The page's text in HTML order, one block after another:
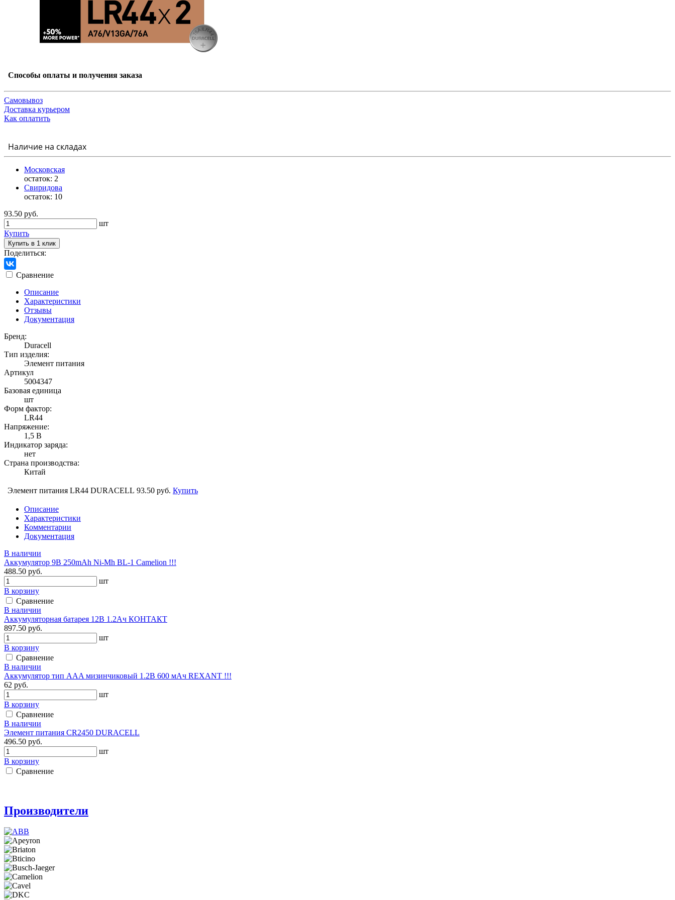
Способы оплаты и получения заказа
Самовывоз
Доставка курьером
Как оплатить
Наличие на складах
Московская
остаток: 2
Свиридова
остаток: 10
93.50 руб.
шт
Купить
Купить в 1 клик
Поделиться:
Сравнение
Описание
Характеристики
Отзывы
Документация
Бренд:
Duracell
Тип изделия:
Элемент питания
Артикул
5004347
Базовая единица
шт
Форм фактор:
LR44
Напряжение:
1,5 В
Индикатор заряда:
нет
Страна производства:
Китай
Элемент питания LR44 DURACELL 93.50 руб. Купить
Описание
Характеристики
Комментарии
Документация
В наличии
Аккумулятор 9В 250mAh Ni-Mh BL-1 Camelion !!!
488.50 руб.
шт
В корзину
Сравнение
В наличии
Аккумуляторная батарея 12В 1.2Ач КОНТАКТ
897.50 руб.
шт
В корзину
Сравнение
В наличии
Аккумулятор тип AAA мизинчиковый 1.2В 600 мАч REXANT !!!
62 руб.
шт
В корзину
Сравнение
В наличии
Элемент питания CR2450 DURACELL
496.50 руб.
шт
В корзину
Сравнение
Производители